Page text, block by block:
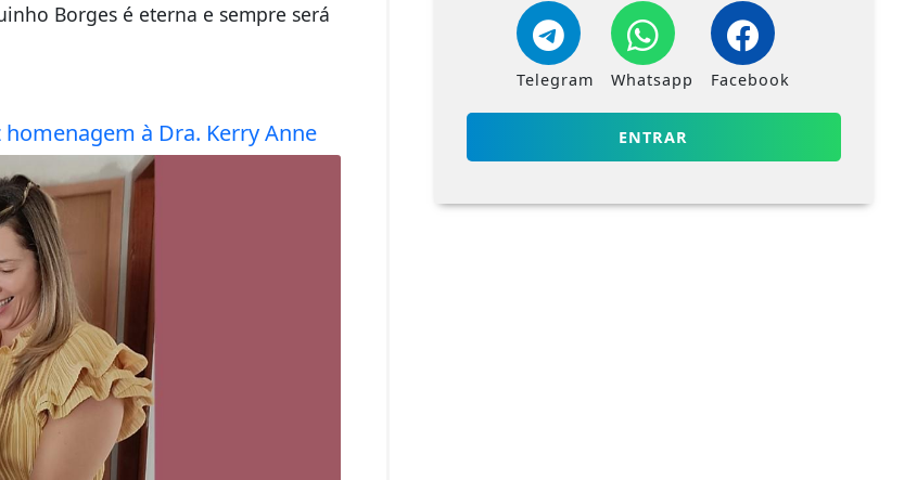
Borges é eterna e sempre será
à Dra. Kerry Anne
Telegram Whatsapp Facebook
ENTRAR